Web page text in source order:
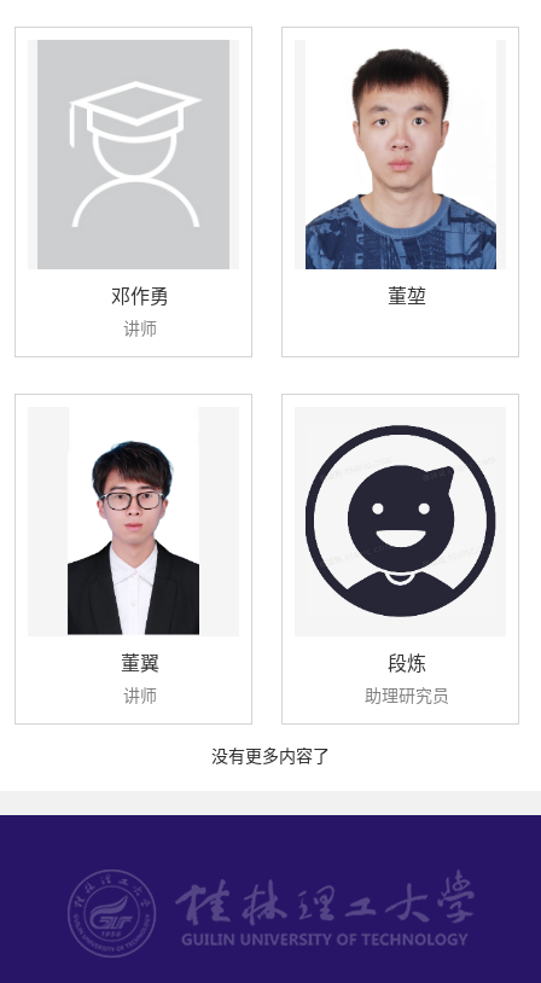
邓作勇
讲师
董堃
董翼
讲师
段炼
助理研究员
没有更多内容了